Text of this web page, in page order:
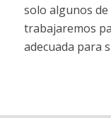
solo algunos
trabajaremos
adecuada para